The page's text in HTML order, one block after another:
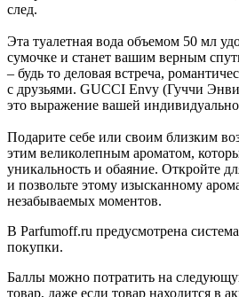
след.
Эта туалетная вода объемом 50 мл
сумочке и станет вашим верным
– будь то деловая встреча,
с друзьями. GUCCI Envy (Гуччи
это выражение вашей
Подарите себе или своим близким
этим великолепным ароматом,
уникальность и обаяние. Откройте
и позвольте этому изысканному
незабываемых моментов.
В Parfumoff.ru предусмотрена
покупки.
Баллы можно потратить на
товар, даже если товар находится в